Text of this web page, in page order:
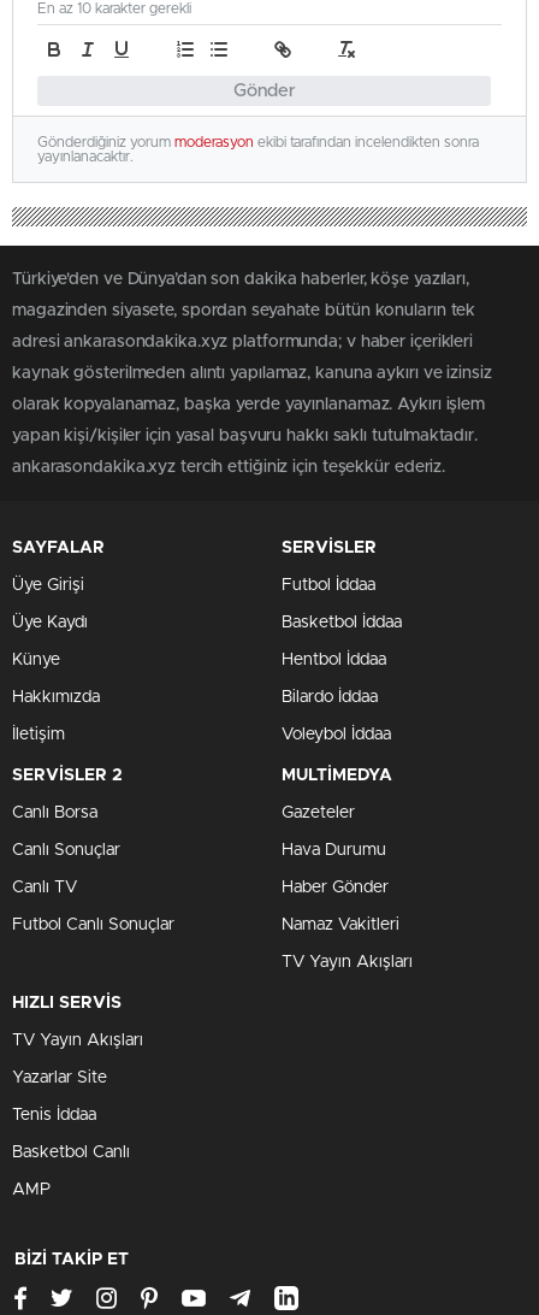
Gönder
En az 10 karakter gerekli
Gönderdiğiniz yorum moderasyon ekibi tarafından incelendikten sonra
yayınlanacaktır.
Türkiye'den ve Dünya’dan son dakika haberler, köşe yazıları,
magazinden siyasete, spordan seyahate bütün konuların tek
adresi ankarasondakika.xyz platformunda; v haber içerikleri
kaynak gösterilmeden alıntı yapılamaz, kanuna aykırı ve izinsiz
olarak kopyalanamaz, başka yerde yayınlanamaz. Aykırı işlem
yapan kişi/kişiler için yasal başvuru hakkı saklı tutulmaktadır.
ankarasondakika.xyz tercih ettiğiniz için teşekkür ederiz.
SAYFALAR
Üye Girişi
Üye Kaydı
Künye
Hakkımızda
İletişim
SERVİSLER
Futbol İddaa
Basketbol İddaa
Hentbol İddaa
Bilardo İddaa
Voleybol İddaa
SERVİSLER 2
Canlı Borsa
Canlı Sonuçlar
Canlı TV
Futbol Canlı Sonuçlar
MULTİMEDYA
Gazeteler
Hava Durumu
Haber Gönder
Namaz Vakitleri
TV Yayın Akışları
HIZLI SERVİS
TV Yayın Akışları
Yazarlar Site
Tenis İddaa
Basketbol Canlı
AMP
BİZİ TAKİP ET